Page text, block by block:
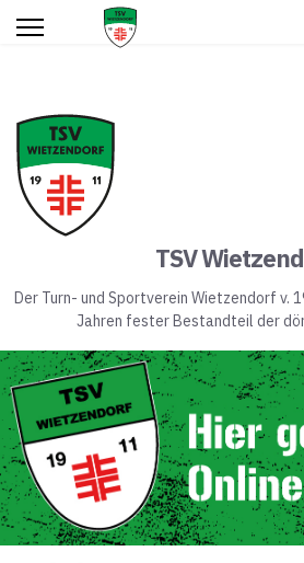
TSV
Der Turn- und Sportverein Wietzendorf v.
Jahren fester Bestandteil der